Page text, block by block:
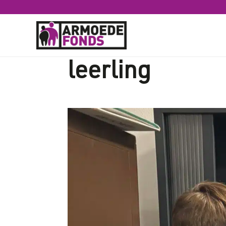
ISK Den
leerling